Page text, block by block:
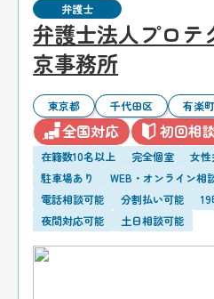
弁護士
弁護士法人プロテ
京事務所
東京都 千代田区 有楽
全国対応 初回相
在籍数10名以上 完全個室
女
駐車場あり
WEB・オンライン相
電話相談可能
分割払い可能
夜間対応可能
土日相談可能